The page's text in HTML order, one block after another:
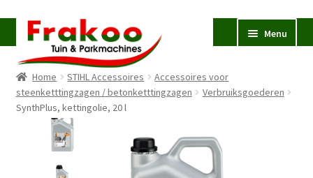
Ga
door
naar
navigatie
Ga
naar
de
inhoud
Menu
Homepage
Verkoop en Reparatie
Occasions
STIHL
Home STIHL Accessoires
Accessoires voor
steenketttingzagen / betonketttingzagen
Verbruiksgoederen
SynthPlus, kettingolie, 20 l